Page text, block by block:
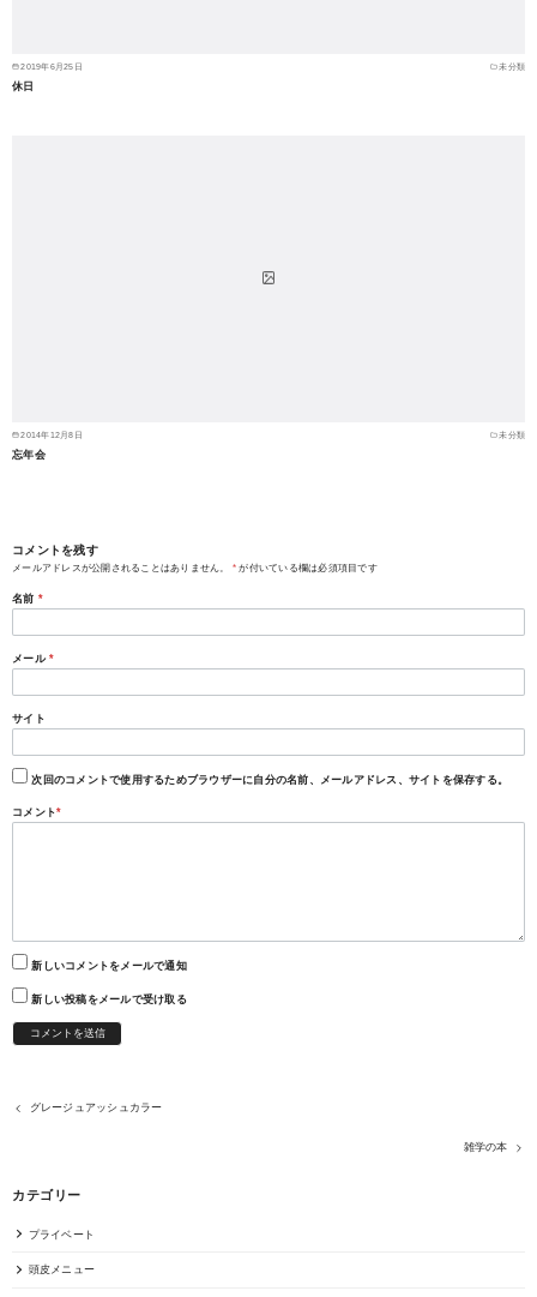
2019年6月25日 未分類
休日
2014年12月8日 未分類
忘年会
コメントを残す
メールアドレスが公開されることはありません。 * が付いている欄は必須項目です
名前 *
メール *
サイト
次回のコメントで使用するためブラウザーに自分の名前、メールアドレス、サイトを保存する。
コメント*
新しいコメントをメールで通知
新しい投稿をメールで受け取る
グレージュアッシュカラー
雑学の本
カテゴリー
プライベート
頭皮メニュー